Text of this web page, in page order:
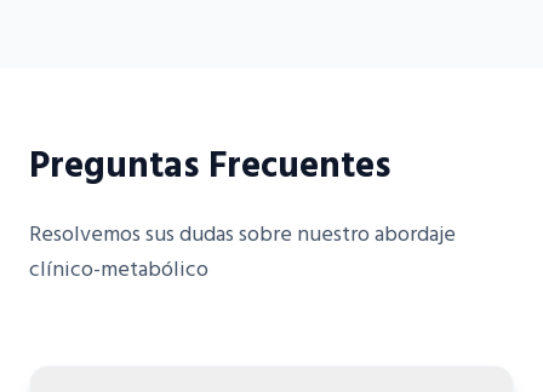
Preguntas Frecuentes
Resolvemos sus dudas sobre nuestro abordaje
clínico-metabólico